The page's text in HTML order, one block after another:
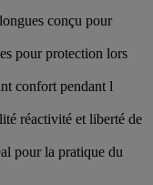
conçu pour
pour protection lors
confort pendant l
réactivité et liberté de
pour la pratique du